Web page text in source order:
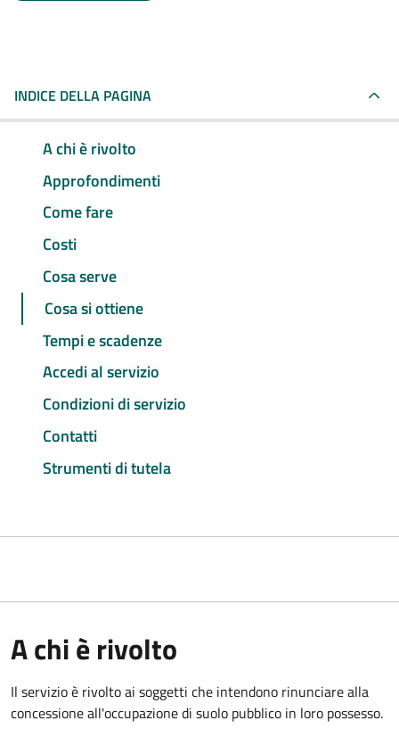
INDICE DELLA PAGINA
A chi è rivolto
Approfondimenti
Come fare
Costi
Cosa serve
Cosa si ottiene
Tempi e scadenze
Accedi al servizio
Condizioni di servizio
Contatti
Strumenti di tutela
A chi è rivolto
Il servizio è rivolto ai soggetti che intendono rinunciare alla
concessione all'occupazione di suolo pubblico in loro possesso.